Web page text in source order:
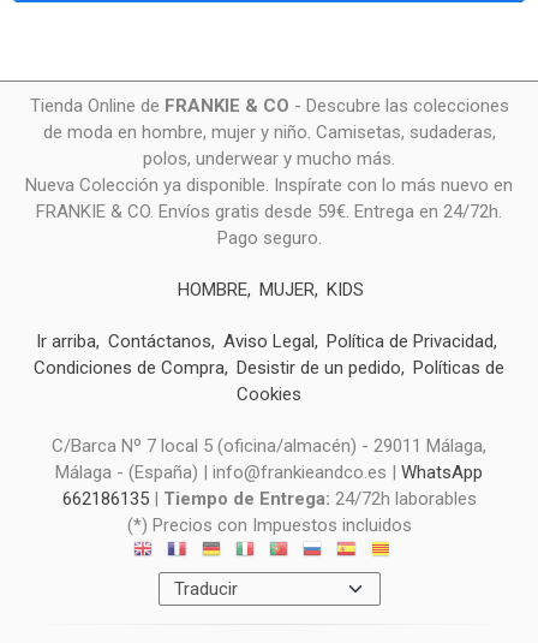
Tienda Online de FRANKIE & CO - Descubre las colecciones
de moda en hombre, mujer y niño. Camisetas, sudaderas,
polos, underwear y mucho más.
Nueva Colección ya disponible. Inspírate con lo más nuevo en
FRANKIE & CO. Envíos gratis desde 59€. Entrega en 24/72h.
Pago seguro.
HOMBRE MUJER KIDS
Ir arriba Contáctanos Aviso Legal
Política de Privacidad
Condiciones de Compra Desistir de un pedido
Políticas de
Cookies
C/Barca Nº 7 local 5 (oficina/almacén) - 29011 Málaga,
Málaga - (España) | info@frankieandco.es | WhatsApp
662186135| Tiempo de Entrega: 24/72h laborables
(*) Precios con Impuestos incluidos